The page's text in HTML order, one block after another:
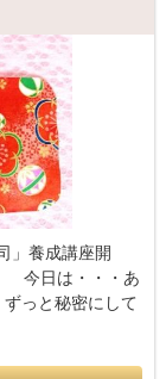
」養成講座開
今日は・・・あ
っと秘密にして